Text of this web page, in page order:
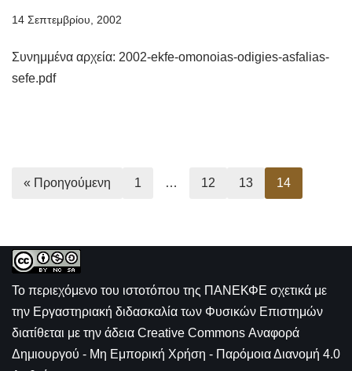
14 Σεπτεμβρίου, 2002
Συνημμένα αρχεία: 2002-ekfe-omonoias-odigies-asfalias-
sefe.pdf
« Προηγούμενη 1 … 12 13 14
Το περιεχόμενο του ιστοτόπου της ΠΑΝΕΚΦΕ σχετικά με
την Εργαστηριακή διδασκαλία των Φυσικών Επιστημών
διατίθεται με την άδεια Creative Commons Αναφορά
Δημιουργού - Μη Εμπορική Χρήση - Παρόμοια Διανομή 4.0